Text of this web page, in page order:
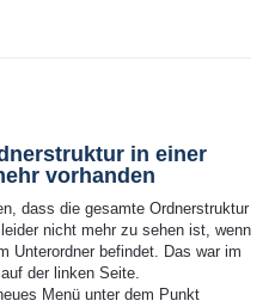
in einer
vorhanden
dass die gesamte Ordnerstruktur
nicht mehr zu sehen ist, wenn
Unterordner befindet. Das war im
der linken Seite.
Menü unter dem Punkt